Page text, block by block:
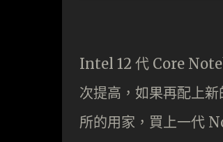
Intel 12 代 Core
次提高，如果再配上
所的用家，買上一代